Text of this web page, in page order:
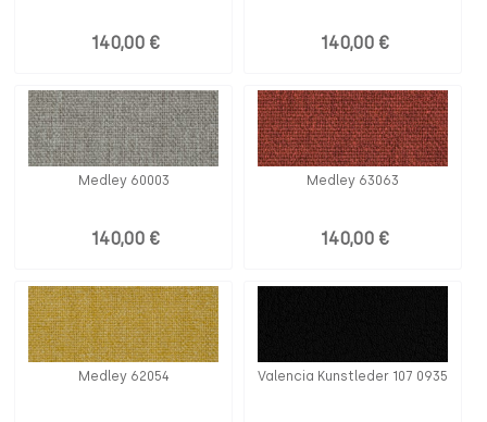
140,00 € 140,00 €
Medley 60003
140,00 €
Medley 63063
140,00 €
Medley 62054 Valencia Kunstleder 107 0935